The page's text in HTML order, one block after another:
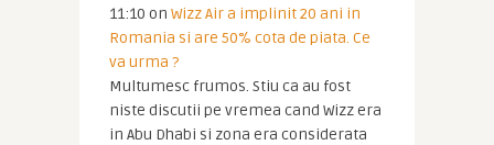
11:10 on Wizz Air a implinit 20 ani in
Romania si are 50% cota de piata. Ce
va urma ?
Multumesc frumos. Stiu ca au fost
niste discutii pe vremea cand Wizz era
in Abu Dhabi si zona era considerata